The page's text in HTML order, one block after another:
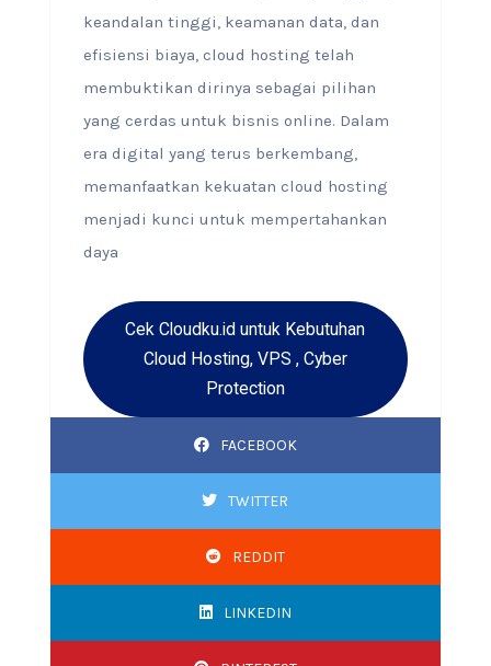
keandalan tinggi, keamanan data, dan
efisiensi biaya, cloud hosting telah
membuktikan dirinya sebagai pilihan
yang cerdas untuk bisnis online. Dalam
era digital yang terus berkembang,
memanfaatkan kekuatan cloud hosting
menjadi kunci untuk mempertahankan
daya
Cek Cloudku.id untuk Kebutuhan
Cloud Hosting, VPS , Cyber
Protection
FACEBOOK
TWITTER
REDDIT
LINKEDIN